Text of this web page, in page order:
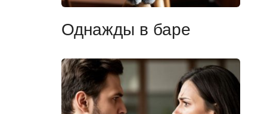
Однажды в баре